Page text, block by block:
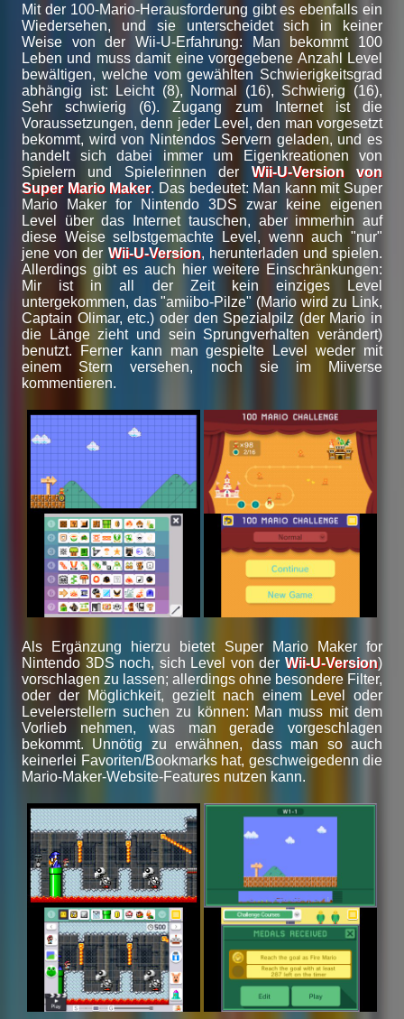
Mit der 100-Mario-Herausforderung gibt es ebenfalls ein
Wiedersehen, und sie unterscheidet sich in keiner
Weise von der Wii-U-Erfahrung: Man bekommt 100
Leben und muss damit eine vorgegebene Anzahl Level
bewältigen, welche vom gewählten Schwierigkeitsgrad
abhängig ist: Leicht (8), Normal (16), Schwierig (16),
Sehr schwierig (6). Zugang zum Internet ist die
Voraussetzungen, denn jeder Level, den man vorgesetzt
bekommt, wird von Nintendos Servern geladen, und es
handelt sich dabei immer um Eigenkreationen von
Spielern und Spielerinnen der Wii-U-Version von
Super Mario Maker. Das bedeutet: Man kann mit Super
Mario Maker for Nintendo 3DS zwar keine eigenen
Level über das Internet tauschen, aber immerhin auf
diese Weise selbstgemachte Level, wenn auch "nur"
jene von der Wii-U-Version, herunterladen und spielen.
Allerdings gibt es auch hier weitere Einschränkungen:
Mir ist in all der Zeit kein einziges Level
untergekommen, das "amiibo-Pilze" (Mario wird zu Link,
Captain Olimar, etc.) oder den Spezialpilz (der Mario in
die Länge zieht und sein Sprungverhalten verändert)
benutzt. Ferner kann man gespielte Level weder mit
einem Stern versehen, noch sie im Miiverse
kommentieren.
Als Ergänzung hierzu bietet Super Mario Maker for
Nintendo 3DS noch, sich Level von der Wii-U-Version)
vorschlagen zu lassen; allerdings ohne besondere Filter,
oder der Möglichkeit, gezielt nach einem Level oder
Levelerstellern suchen zu können: Man muss mit dem
Vorlieb nehmen, was man gerade vorgeschlagen
bekommt. Unnötig zu erwähnen, dass man so auch
keinerlei Favoriten/Bookmarks hat, geschweigedenn die
Mario-Maker-Website-Features nutzen kann.